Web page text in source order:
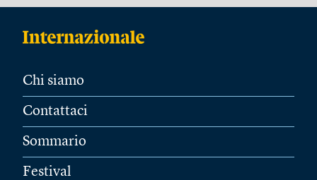
Chi siamo
Contattaci
Sommario
Festival